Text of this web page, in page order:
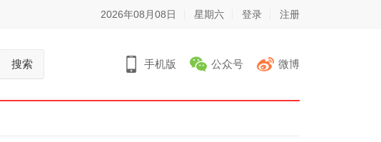
2026年08月08日 星期六 登录 注册
搜索 手机版 公众号 微博